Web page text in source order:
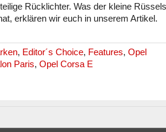
Rücklichter. Was der kleine
erklären wir euch in unserem Artikel.
, Editor´s Choice, Features, Opel
Paris, Opel Corsa E